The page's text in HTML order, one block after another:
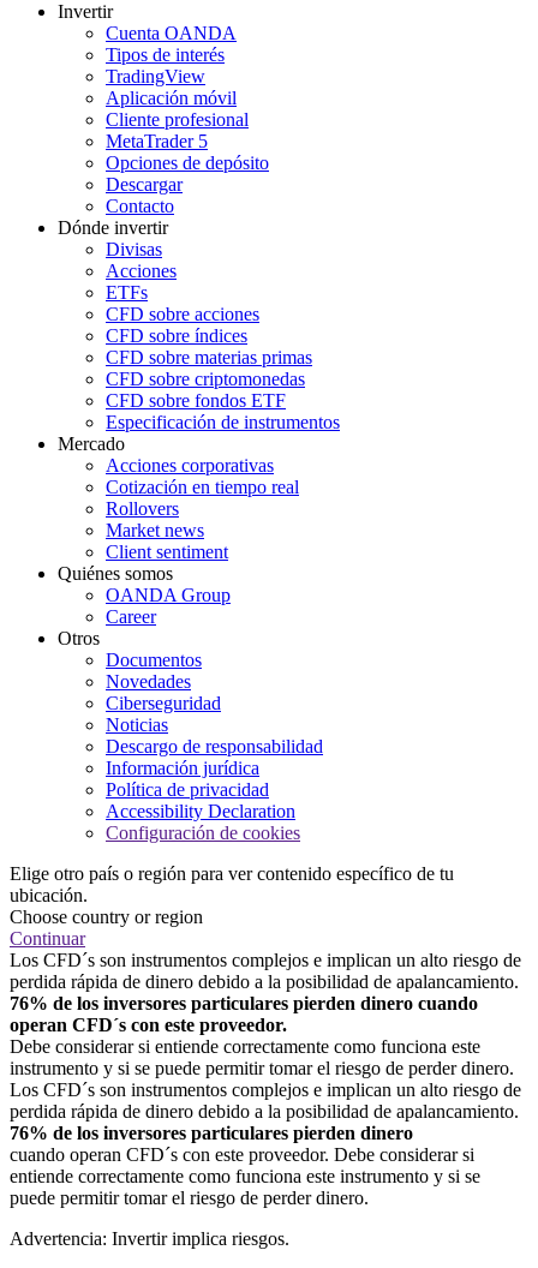
Invertir
Cuenta OANDA
Tipos de interés
TradingView
Aplicación móvil
Cliente profesional
MetaTrader 5
Opciones de depósito
Descargar
Contacto
Dónde invertir
Divisas
Acciones
ETFs
CFD sobre acciones
CFD sobre índices
CFD sobre materias primas
CFD sobre criptomonedas
CFD sobre fondos ETF
Especificación de instrumentos
Mercado
Acciones corporativas
Cotización en tiempo real
Rollovers
Market news
Client sentiment
Quiénes somos
OANDA Group
Career
Otros
Documentos
Novedades
Ciberseguridad
Noticias
Descargo de responsabilidad
Información jurídica
Política de privacidad
Accessibility Declaration
Configuración de cookies
Elige otro país o región para ver contenido específico de tu
ubicación.
Choose country or region
Continuar
Los CFD´s son instrumentos complejos e implican un alto riesgo de
perdida rápida de dinero debido a la posibilidad de apalancamiento.
76% de los inversores particulares pierden dinero cuando
operan CFD´s con este proveedor.
Debe considerar si entiende correctamente como funciona este
instrumento y si se puede permitir tomar el riesgo de perder dinero.
Los CFD´s son instrumentos complejos e implican un alto riesgo de
perdida rápida de dinero debido a la posibilidad de apalancamiento.
76% de los inversores particulares pierden dinero
cuando operan CFD´s con este proveedor. Debe considerar si
entiende correctamente como funciona este instrumento y si se
puede permitir tomar el riesgo de perder dinero.
Advertencia: Invertir implica riesgos.